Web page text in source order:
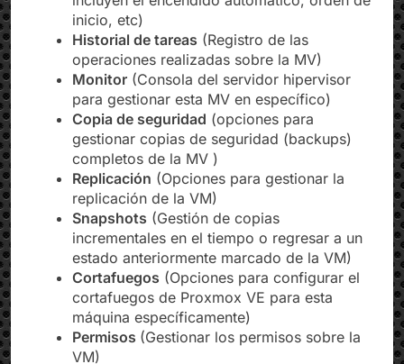
incluyen el encendido automático, orden de
inicio, etc)
Historial de tareas(Registro de las
operaciones realizadas sobre la MV)
Monitor(Consola del servidor hipervisor
para gestionar esta MV en específico)
Copia de seguridad (opciones para
gestionar copias de seguridad (backups)
completos de la MV )
Replicación (Opciones para gestionar la
replicación de la VM)
Snapshots(Gestión de copias
incrementales en el tiempo o regresar a un
estado anteriormente marcado de la VM)
Cortafuegos(Opciones para configurar el
cortafuegos de Proxmox VE para esta
máquina específicamente)
Permisos